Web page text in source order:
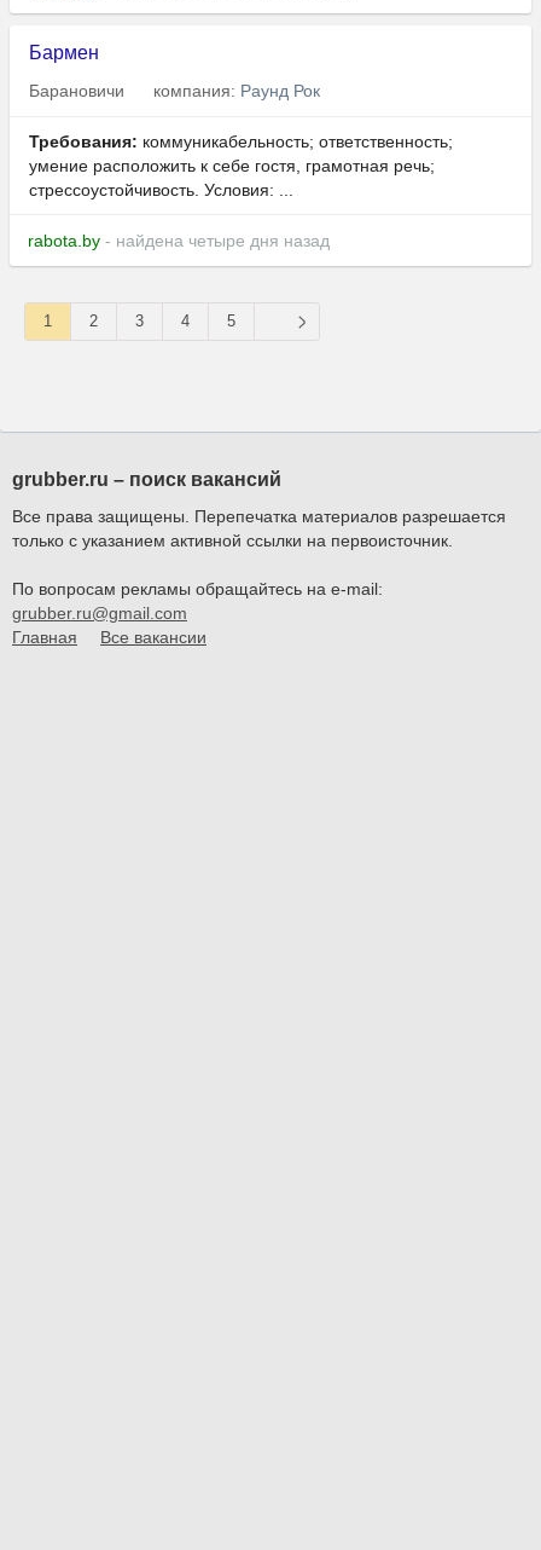
Бармен
Барановичи компания: Раунд Рок
Требования: коммуникабельность; ответственность;
умение расположить к себе гостя, грамотная речь;
стрессоустойчивость. Условия: ...
rabota.by - найдена четыре дня назад
1 2 3 4 5
grubber.ru – поиск вакансий
Все права защищены. Перепечатка материалов разрешается
только с указанием активной ссылки на первоисточник.
По вопросам рекламы обращайтесь на e-mail:
grubber.ru@gmail.com
Главная
Все вакансии